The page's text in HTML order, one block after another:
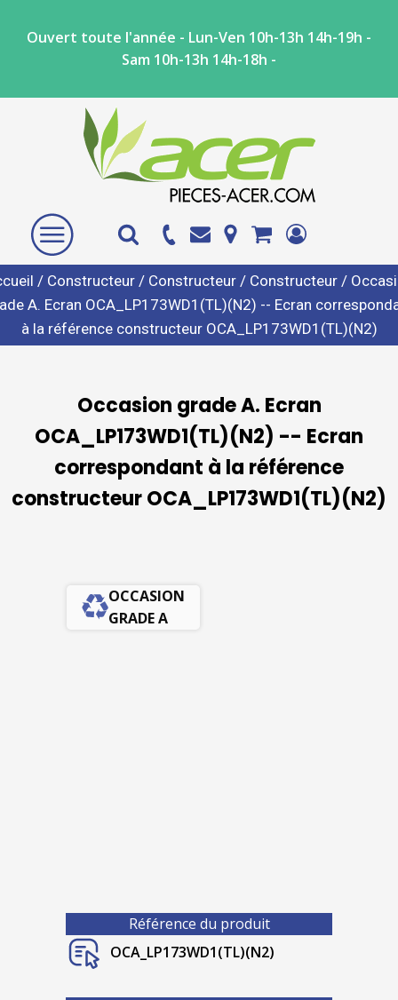
Ouvert toute l'année - Lun-Ven 10h-13h 14h-19h -
Sam 10h-13h 14h-18h -
/ Constructeur/ Constructeur/ Constructeur/
A. Ecran OCA_LP173WD1(TL)(N2) -- Ecran
à la référence constructeur OCA_LP173WD1(TL)(N2)
Occasion grade A. Ecran
OCA_LP173WD1(TL)(N2) -- Ecran
correspondant à la référence
constructeur OCA_LP173WD1(TL)(N2)
OCCASION
GRADE A
Référence du produit
OCA_LP173WD1(TL)(N2)